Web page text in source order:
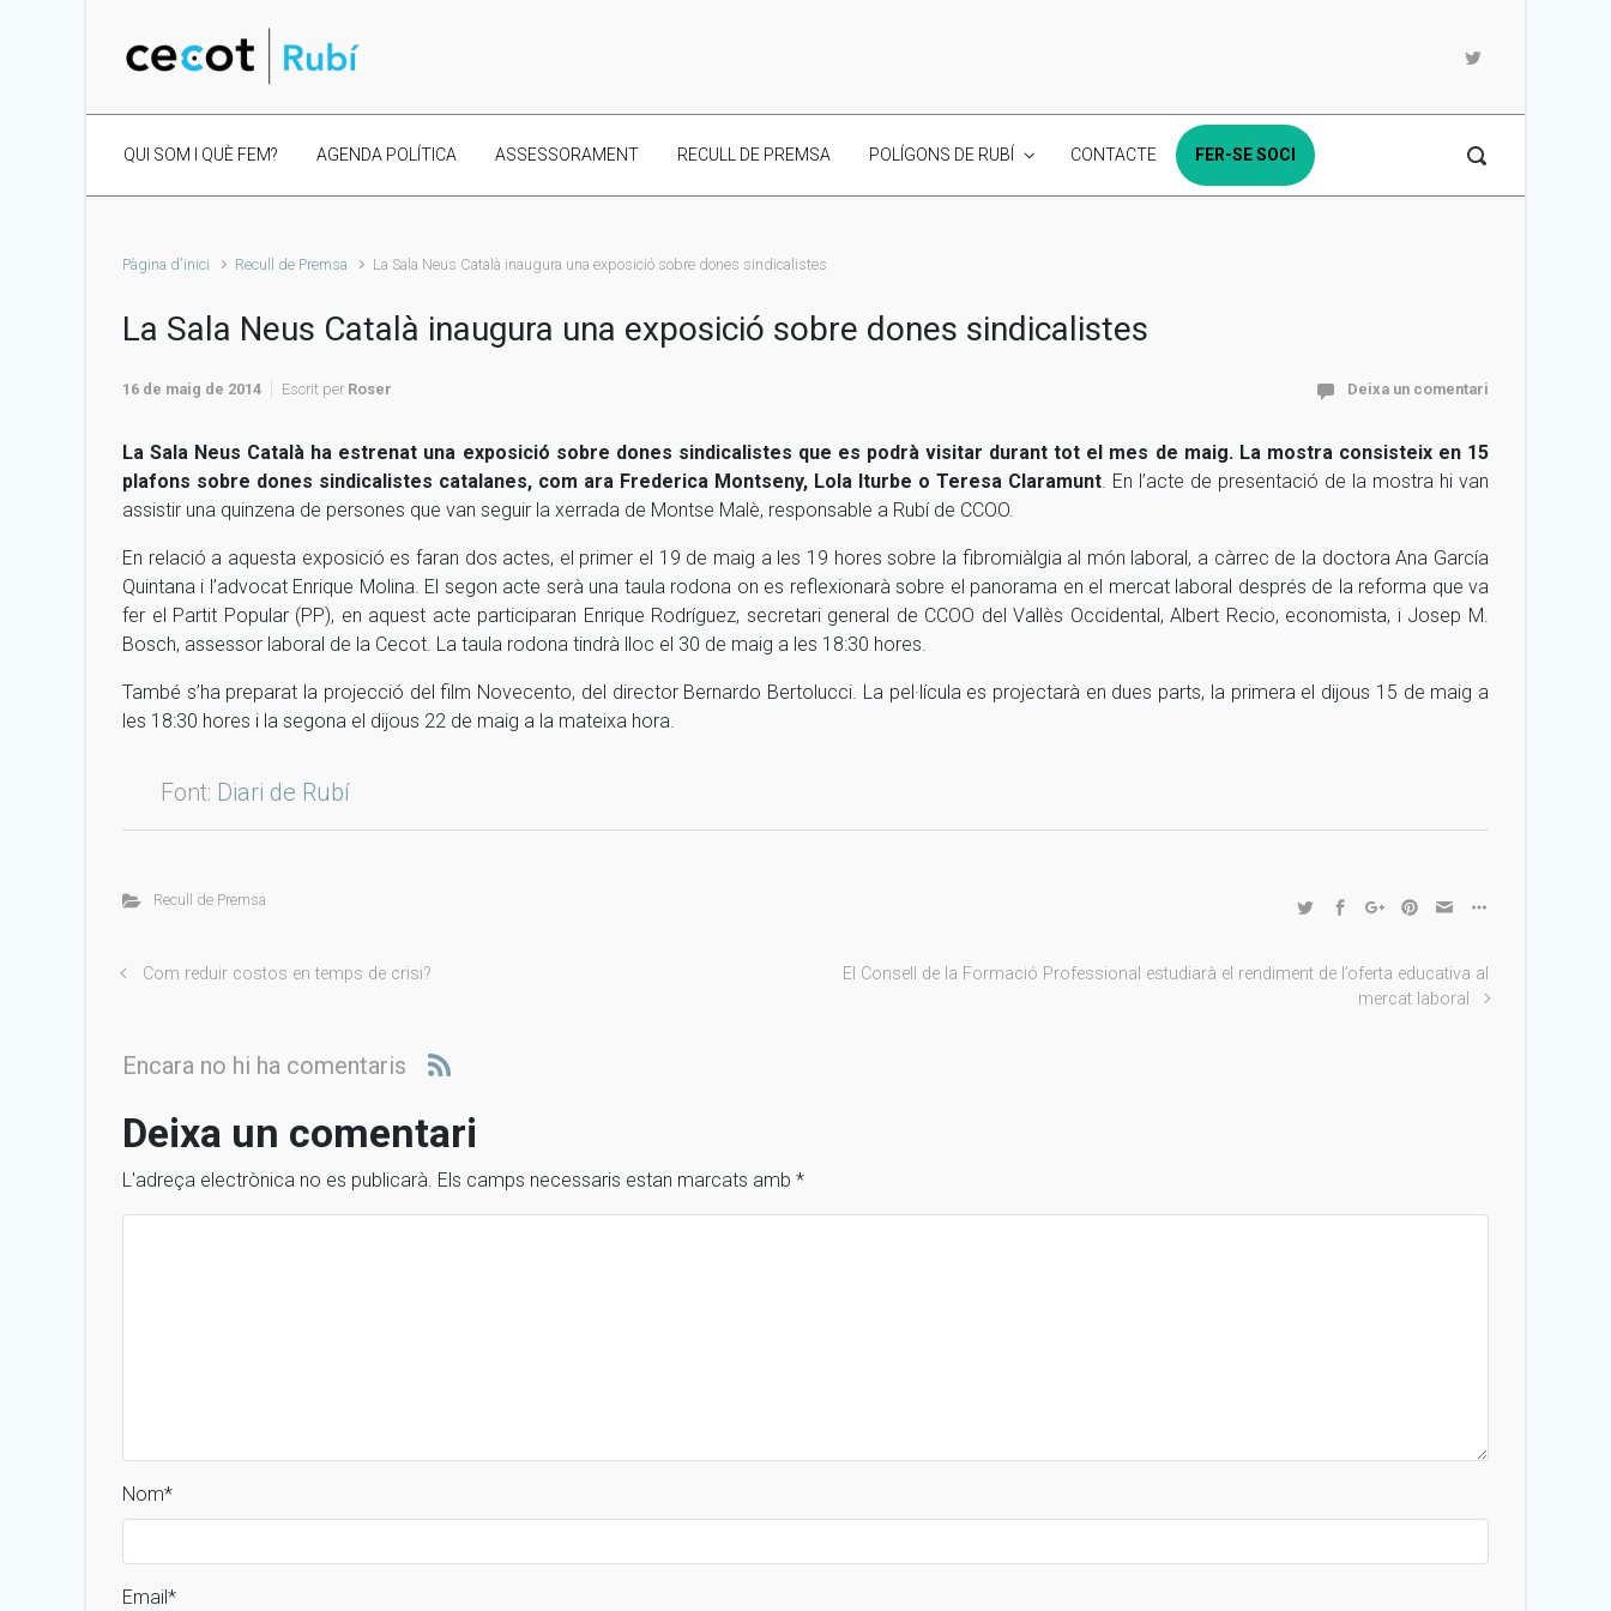
QUI SOM I QUÈ FEM? AGENDA POLÍTICA ASSESSORAMENT RECULL DE PREMSA POLÍGONS DE RUBÍ CONTACTE FER-SE SOCI
Pàgina d'inici Recull de Premsa La Sala Neus Català inaugura una exposició sobre dones sindicalistes
La Sala Neus Català inaugura una exposició sobre dones sindicalistes
16 de maig de 2014 Escrit per Roser Deixa un comentari
La Sala Neus Català ha estrenat una exposició sobre dones sindicalistes que es podrà visitar durant tot el mes de maig. La mostra consisteix en 15
plafons sobre dones sindicalistes catalanes, com ara Frederica Montseny, Lola Iturbe o Teresa Claramunt. En l’acte de presentació de la mostra hi van
assistir una quinzena de persones que van seguir la xerrada de Montse Malè, responsable a Rubí de CCOO.
En relació a aquesta exposició es faran dos actes, el primer el 19 de maig a les 19 hores sobre la fibromiàlgia al món laboral, a càrrec de la doctora Ana García
Quintana i l’advocat Enrique Molina. El segon acte serà una taula rodona on es reflexionarà sobre el panorama en el mercat laboral després de la reforma que va
fer el Partit Popular (PP), en aquest acte participaran Enrique Rodríguez, secretari general de CCOO del Vallès Occidental, Albert Recio, economista, i Josep M.
Bosch, assessor laboral de la Cecot. La taula rodona tindrà lloc el 30 de maig a les 18:30 hores.
També s’ha preparat la projecció del film Novecento, del director Bernardo Bertolucci. La pel·lícula es projectarà en dues parts, la primera el dijous 15 de maig a
les 18:30 hores i la segona el dijous 22 de maig a la mateixa hora.
Font: Diari de Rubí
Recull de Premsa
Com reduir costos en temps de crisi?
El Consell de la Formació Professional estudiarà el rendiment de l’oferta educativa al
mercat laboral
Encara no hi ha comentaris
Deixa un comentari
L'adreça electrònica no es publicarà. Els camps necessaris estan marcats amb *
Nom*
Email*